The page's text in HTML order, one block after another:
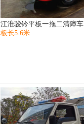
江淮骏铃平板一拖二清障车
板长5.6米